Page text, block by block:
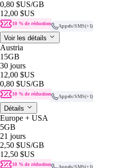
0,80 $US/GB
12,00 $US
10 % de réduction Appels/SMS(+1)
Voir les détails
Austria
15GB
30 jours
12,00 $US
0,80 $US/GB
10 % de réduction Appels/SMS(+1)
Détails
Europe + USA
5GB
21 jours
2,50 $US/GB
12,50 $US
10 % de réduction Appels/SMS(+1)